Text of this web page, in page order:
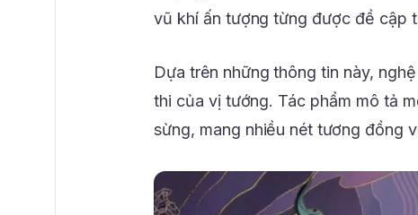
vũ khí ấn tượng từng được đề cập
Dựa trên những thông tin này,
thi của vị tướng. Tác phẩm mô tả
sừng, mang nhiều nét tương đồng